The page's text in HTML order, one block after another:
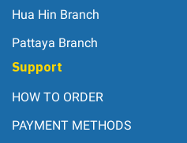
Hua Hin Branch
Pattaya Branch
Support
HOW TO ORDER
PAYMENT METHODS